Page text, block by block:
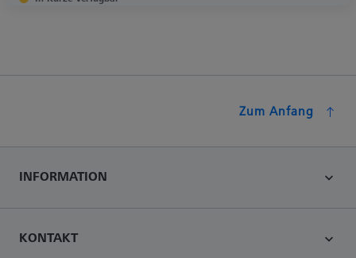
Zum Anfang
INFORMATION
KONTAKT